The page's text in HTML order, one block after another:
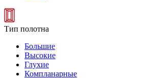
Тип полотна
Большие
Высокие
Глухие
Компланарные